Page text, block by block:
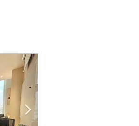
Next2